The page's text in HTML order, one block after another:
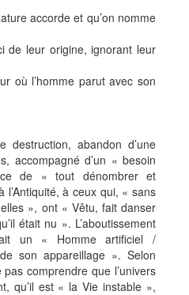
et qu’on nomme
origine, ignorant leur
parut avec son
destruction, abandon d’une
accompagné d’un « besoin
de « tout dénombrer et
à ceux qui, « sans
», ont « Vêtu, fait danser
était nu ». L’aboutissement
un « Homme artificiel /
son appareillage ». Selon
comprendre que l’univers
qu’il est « la Vie instable »,